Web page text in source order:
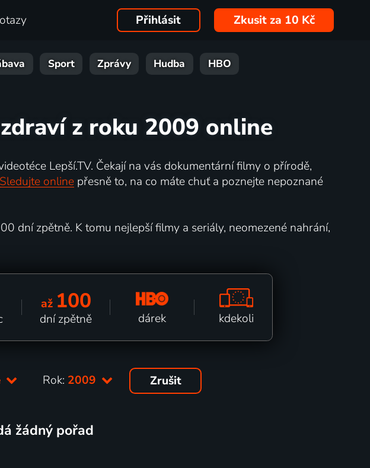
Přihlásit Zkusit za 10 Kč
Sport Zprávy Hudba HBO
z roku 2009 online
Lepší.TV. Čekají na vás dokumentární filmy o přírodě,
Sledujte onlinepřesně to, na co máte chuť a poznejte nepoznané
dní zpětně. K tomu nejlepší filmy a seriály, neomezené nahrání,
až 100
dní zpětně dárek kdekoli
Rok: 2009 Zrušit
žádný pořad